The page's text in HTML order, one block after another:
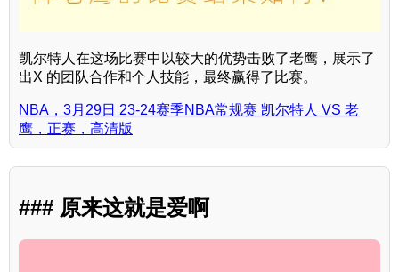
凯尔特人在这场比赛中以较大的优势击败了老鹰，展示了
出X 的团队合作和个人技能，最终赢得了比赛。
NBA，3月29日 23-24赛季NBA常规赛 凯尔特人 VS 老
鹰，正赛，高清版
### 原来这就是爱啊